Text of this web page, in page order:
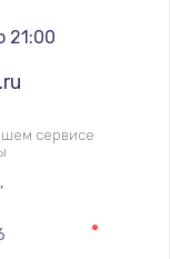
21:00
сервисе